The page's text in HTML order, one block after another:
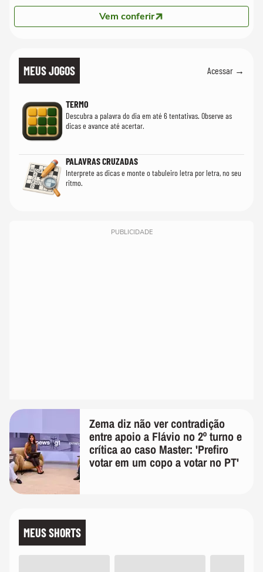
Vem conferir
MEUS JOGOS Acessar →
TERMO
Descubra a palavra do dia em até 6 tentativas. Observe as
dicas e avance até acertar.
PALAVRAS CRUZADAS
Interprete as dicas e monte o tabuleiro letra por letra, no seu
ritmo.
PUBLICIDADE
Zema diz não ver contradição
entre apoio a Flávio no 2º turno e
crítica ao caso Master: 'Prefiro
votar em um copo a votar no PT'
MEUS SHORTS